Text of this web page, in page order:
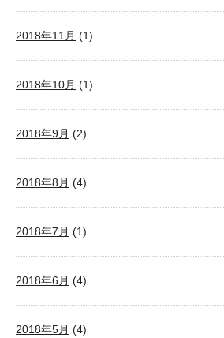
2018年11月 (1)
2018年10月 (1)
2018年9月 (2)
2018年8月 (4)
2018年7月 (1)
2018年6月 (4)
2018年5月 (4)